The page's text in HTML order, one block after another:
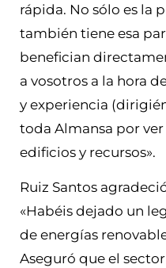
rápida. No sólo es la
también tiene esa
benefician
a vosotros a la hora
y experiencia
toda Almansa por
edificios y recursos».
Ruiz Santos
«Habéis dejado un
de energías
Aseguró que el